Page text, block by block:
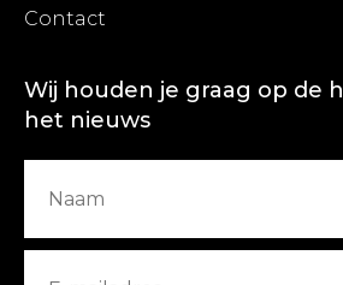
Contact
Wij houden je graag op de
het nieuws